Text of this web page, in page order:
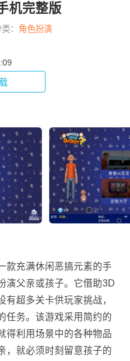
机完整版
： 角色扮演
款充满休闲恶搞元素的手
演父亲或孩子。它借助3D
超多关卡供玩家挑战，
任务。该游戏采用简约的
得利用场景中的各种物品
，就必须时刻留意孩子的